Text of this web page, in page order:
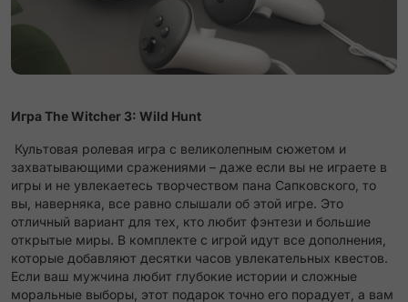
Игра The Witcher 3: Wild Hunt
Культовая ролевая игра с великолепным сюжетом и
захватывающими сражениями – даже если вы не играете в
игры и не увлекаетесь творчеством пана Сапковского, то
вы, наверняка, все равно слышали об этой игре. Это
отличный вариант для тех, кто любит фэнтези и большие
открытые миры. В комплекте с игрой идут все дополнения,
которые добавляют десятки часов увлекательных квестов.
Если ваш мужчина любит глубокие истории и сложные
моральные выборы, этот подарок точно его порадует, а вам